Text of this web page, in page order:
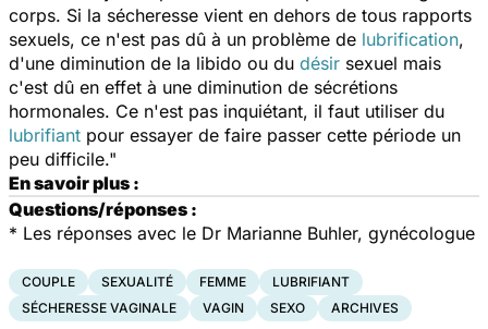
corps. Si la sécheresse vient en dehors de tous rapports
sexuels, ce n'est pas dû à un problème de lubrification,
d'une diminution de la libido ou du désir sexuel mais
c'est dû en effet à une diminution de sécrétions
hormonales. Ce n'est pas inquiétant, il faut utiliser du
lubrifiant pour essayer de faire passer cette période un
peu difficile."
En savoir plus :
Questions/réponses :
* Les réponses avec le Dr Marianne Buhler, gynécologue
COUPLE SEXUALITÉ FEMME
LUBRIFIANT
SÉCHERESSE VAGINALE
VAGIN SEXO ARCHIVES